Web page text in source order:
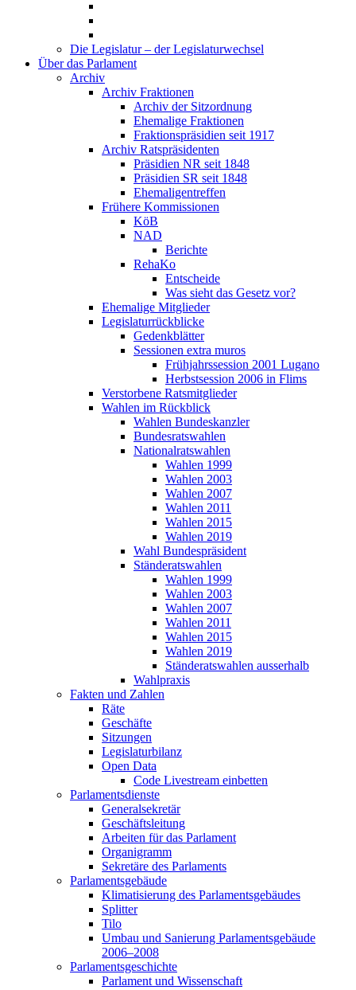
Die Legislatur – der Legislaturwechsel
Über das Parlament
Archiv
Archiv Fraktionen
Archiv der Sitzordnung
Ehemalige Fraktionen
Fraktionspräsidien seit 1917
Archiv Ratspräsidenten
Präsidien NR seit 1848
Präsidien SR seit 1848
Ehemaligentreffen
Frühere Kommissionen
KöB
NAD
Berichte
RehaKo
Entscheide
Was sieht das Gesetz vor?
Ehemalige Mitglieder
Legislaturrückblicke
Gedenkblätter
Sessionen extra muros
Frühjahrssession 2001 Lugano
Herbstsession 2006 in Flims
Verstorbene Ratsmitglieder
Wahlen im Rückblick
Wahlen Bundeskanzler
Bundesratswahlen
Nationalratswahlen
Wahlen 1999
Wahlen 2003
Wahlen 2007
Wahlen 2011
Wahlen 2015
Wahlen 2019
Wahl Bundespräsident
Ständeratswahlen
Wahlen 1999
Wahlen 2003
Wahlen 2007
Wahlen 2011
Wahlen 2015
Wahlen 2019
Ständeratswahlen ausserhalb
Wahlpraxis
Fakten und Zahlen
Räte
Geschäfte
Sitzungen
Legislaturbilanz
Open Data
Code Livestream einbetten
Parlamentsdienste
Generalsekretär
Geschäftsleitung
Arbeiten für das Parlament
Organigramm
Sekretäre des Parlaments
Parlamentsgebäude
Klimatisierung des Parlamentsgebäudes
Splitter
Tilo
Umbau und Sanierung Parlamentsgebäude
2006–2008
Parlamentsgeschichte
Parlament und Wissenschaft